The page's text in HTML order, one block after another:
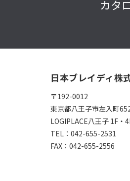
カタ
日本ブレイディ株
〒192-0012
東京都八王子市左入町
LOGIPLACE八王子 1F・
TEL： 042-655-2531
FAX： 042-655-2556